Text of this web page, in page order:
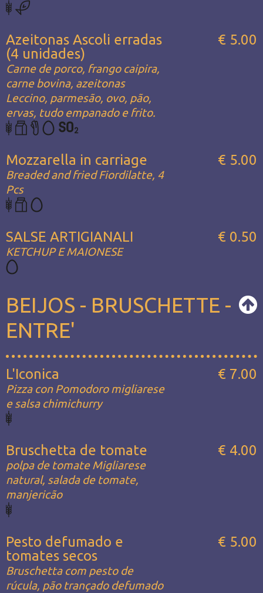
Azeitonas Ascoli erradas
(4 unidades)
Carne de porco, frango caipira,
carne bovina, azeitonas
Leccino, parmesão, ovo, pão,
ervas, tudo empanado e frito.
€ 5.00
Mozzarella in carriage
Breaded and fried Fiordilatte, 4
Pcs
€ 5.00
SALSE ARTIGIANALI
KETCHUP E MAIONESE
€ 0.50
BEIJOS - BRUSCHETTE -
ENTRE'
L'Iconica
Pizza con Pomodoro migliarese
e salsa chimichurry
€ 7.00
Bruschetta de tomate
polpa de tomate Migliarese
natural, salada de tomate,
manjericão
€ 4.00
Pesto defumado e
tomates secos
Bruschetta com pesto de
rúcula, pão trançado defumado
€ 5.00